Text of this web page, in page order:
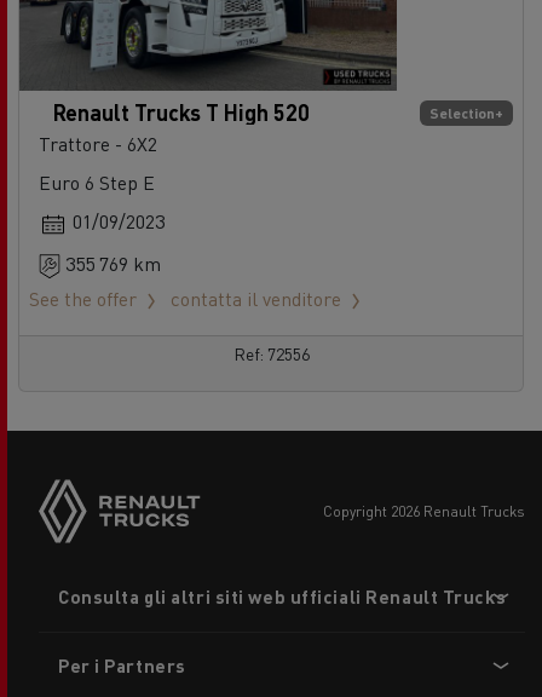
Selection+
Renault Trucks T High 520
Trattore - 6X2
Euro 6 Step E
01/09/2023
355 769 km
See the offer
contatta il venditore
Ref: 72556
copyright 2026 Renault Trucks
menu
Consulta gli altri siti web ufficiali Renault Trucks
Per i Partners